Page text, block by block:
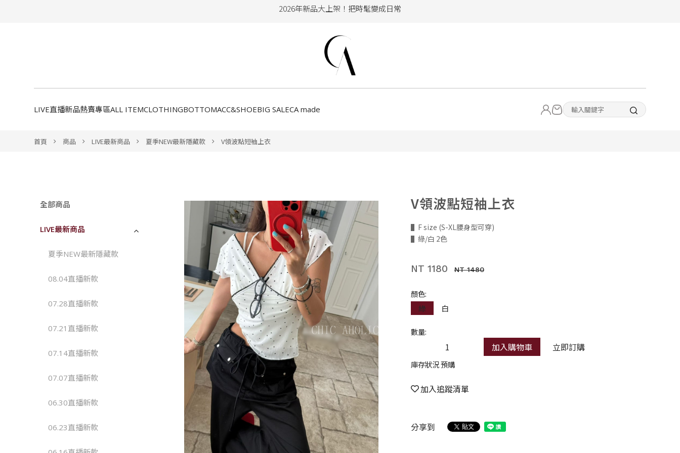
加入會員即享100元購物金
2026年新品大上架！把時髦變成日常
加入會員即享100元購物金
LIVE直播新品熱賣專區ALL ITEMCLOTHINGBOTTOMACC&SHOEBIG SALECA made
首頁 商品 LIVE最新商品 夏季NEW最新隱藏款 V領波點短袖上衣
全部商品
LIVE最新商品
夏季NEW最新隱藏款
08.04直播新款
07.28直播新款
07.21直播新款
07.14直播新款
07.07直播新款
06.30直播新款
06.23直播新款
V領波點短袖上衣
▌F size (S-XL腰身型可穿)
▌綠/白 2色
NT 1180 NT 1480
顏色:
綠
白
數量:
加入購物車 立即訂購
庫存狀況 預購
加入追蹤清單
分享到